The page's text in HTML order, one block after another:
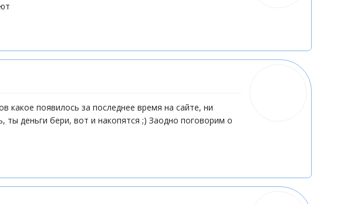
какое появилось за последнее время на сайте, ни
ты деньги бери, вот и накопятся ;) Заодно поговорим о